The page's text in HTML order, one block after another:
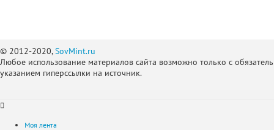
© 2012-2020,SovMint.ru
Любое использование материалов сайта возможно только с
указанием гиперссылки на источник.
Моя лента